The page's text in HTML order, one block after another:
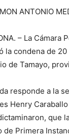
ANTONIO
– La
la condena de
de Tamayo,
responde a la
Henry
que
de Primera